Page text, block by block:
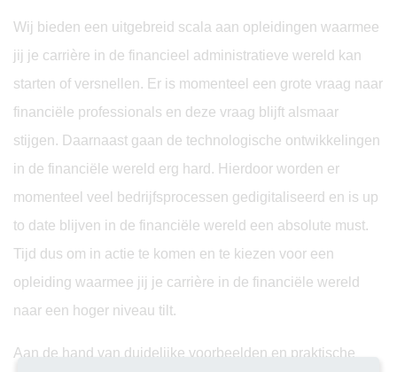
Wij bieden een uitgebreid scala aan opleidingen waarmee
jij je carrière in de financieel administratieve wereld kan
starten of versnellen. Er is momenteel een grote vraag naar
financiële professionals en deze vraag blijft alsmaar
stijgen. Daarnaast gaan de technologische ontwikkelingen
in de financiële wereld erg hard. Hierdoor worden er
momenteel veel bedrijfsprocessen gedigitaliseerd en is up
to date blijven in de financiële wereld een absolute must.
Tijd dus om in actie te komen en te kiezen voor een
opleiding waarmee jij je carrière in de financiële wereld
naar een hoger niveau tilt.
Aan de hand van duidelijke voorbeelden en praktische